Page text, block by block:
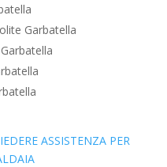
Garbatella
ASSISTENZA PER